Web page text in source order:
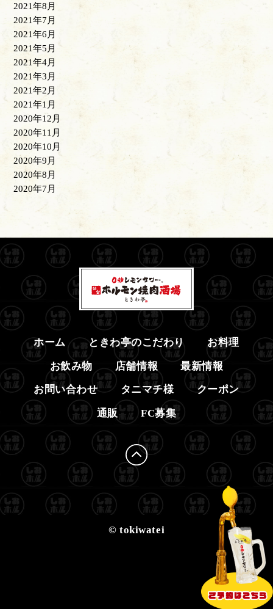
2021年8月
2021年7月
2021年6月
2021年5月
2021年4月
2021年3月
2021年2月
2021年1月
2020年12月
2020年11月
2020年10月
2020年9月
2020年8月
2020年7月
ホーム ときわ亭のこだわり お料理
お飲み物 店舗情報 最新情報
お問い合わせ タニマチ様 クーポン
通販 FC募集
© tokiwatei